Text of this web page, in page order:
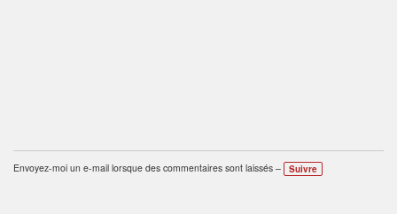
Envoyez-moi un e-mail lorsque des commentaires sont laissés – Suivre